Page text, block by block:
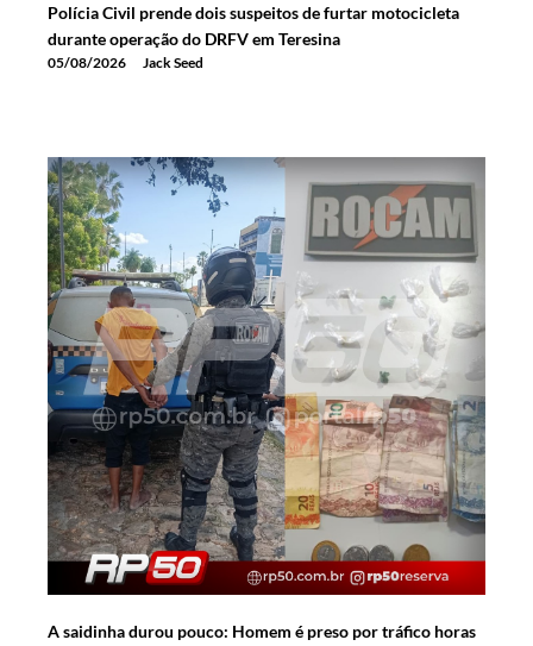
Polícia Civil prende dois suspeitos de furtar motocicleta
durante operação do DRFV em Teresina
05/08/2026 Jack Seed
A saidinha durou pouco: Homem é preso por tráfico horas